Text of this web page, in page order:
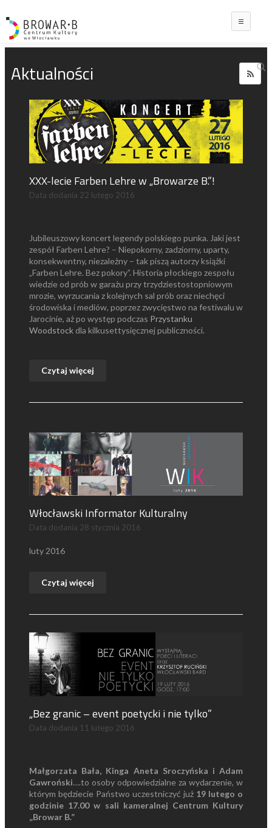
Aktualności
XXX-lecie Farben Lehre w „Browarze B.”!
Data dodania 22 lutego 2016
Jubileuszowy koncert legendy polskiego punka. Jaki jest
zespół Farben Lehre? – Niepokorny, zadziorny, uparty,
konsekwentny, niezależny – tak piszą autorzy książki
„Farben Lehre. Bez pokory”. Historia płockiego zespołu
wiedzie od prób w garażu przy trzydziestostopniowym
mrozie, wyrzucania z kolejnych sal prób oraz niechęci
środowiska i mediów, poprzez zwycięstwo na festiwalu w
Jarocinie, aż po występ podczas Przystanku
Woodstock dla kilkusettysięcznej publiczności.
Czytaj więcej
Włocławski Informator Kulturalny
Data dodania 28 stycznia 2016
luty 2016
Czytaj więcej
„Bez granic – event poetycki i nie tylko”
Data dodania 11 lutego 2016
Małgorzata Bała, Kinga Aneta Sroczyńska i Adam
Gawroński….to osoby odpowiedzialne za wydarzenie, w
którym będziecie Państwo uczestniczyć już 19 lutego o
godzinie 17.00 w sali kameralnej Centrum Kultury
„Browar B.”